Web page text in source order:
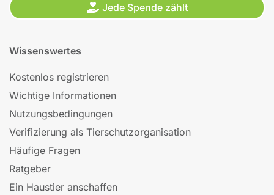
Jede Spende zählt
Wissenswertes
Kostenlos registrieren
Wichtige Informationen
Nutzungsbedingungen
Verifizierung als Tierschutzorganisation
Häufige Fragen
Ratgeber
Ein Haustier anschaffen